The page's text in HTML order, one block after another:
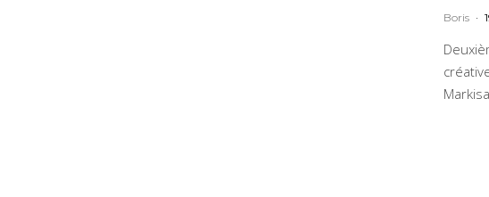
Boris ·